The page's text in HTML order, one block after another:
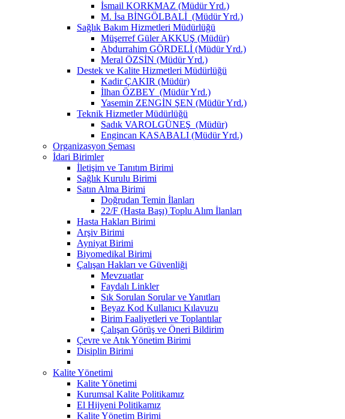
İsmail KORKMAZ (Müdür Yrd.)
M. İsa BİNGÖLBALİ (Müdür Yrd.)
Sağlık Bakım Hizmetleri Müdürlüğü
Müşerref Güler AKKUŞ (Müdür)
Abdurrahim GÖRDELİ (Müdür Yrd.)
Meral ÖZSİN (Müdür Yrd.)
Destek ve Kalite Hizmetleri Müdürlüğü
Kadir ÇAKIR (Müdür)
İlhan ÖZBEY (Müdür Yrd.)
Yasemin ZENGİN ŞEN (Müdür Yrd.)
Teknik Hizmetler Müdürlüğü
Sadık VAROLGÜNEŞ (Müdür)
Engincan KASABALI (Müdür Yrd.)
Organizasyon Şeması
İdari Birimler
İletişim ve Tanıtım Birimi
Sağlık Kurulu Birimi
Satın Alma Birimi
Doğrudan Temin İlanları
22/F (Hasta Başı) Toplu Alım İlanları
Hasta Hakları Birimi
Arşiv Birimi
Ayniyat Birimi
Biyomedikal Birimi
Çalışan Hakları ve Güvenliği
Mevzuatlar
Faydalı Linkler
Sık Sorulan Sorular ve Yanıtları
Beyaz Kod Kullanıcı Kılavuzu
Birim Faaliyetleri ve Toplantılar
Çalışan Görüş ve Öneri Bildirim
Çevre ve Atık Yönetim Birimi
Disiplin Birimi
Kalite Yönetimi
Kalite Yönetimi
Kurumsal Kalite Politikamız
El Hijyeni Politikamız
Kalite Yönetim Birimi